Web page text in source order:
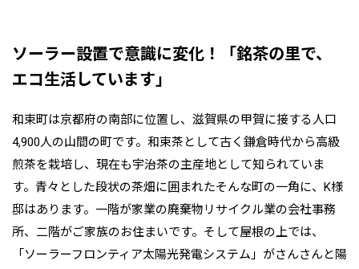
ソーラー設置で意識に変化！「銘茶の里で、
エコ生活しています」
和束町は京都府の南部に位置し、滋賀県の甲賀に接する人口
4,900人の山間の町です。和束茶として古く鎌倉時代から高級
煎茶を栽培し、現在も宇治茶の主産地として知られていま
す。青々とした段状の茶畑に囲まれたそんな町の一角に、K様
邸はあります。一階が家業の廃棄物リサイクル業の会社事務
所、二階がご家族のお住まいです。そして屋根の上では、
「ソーラーフロンティア太陽光発電システム」がさんさんと陽